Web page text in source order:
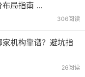
局指南 ...
306阅读
机构靠谱？避坑指
26阅读